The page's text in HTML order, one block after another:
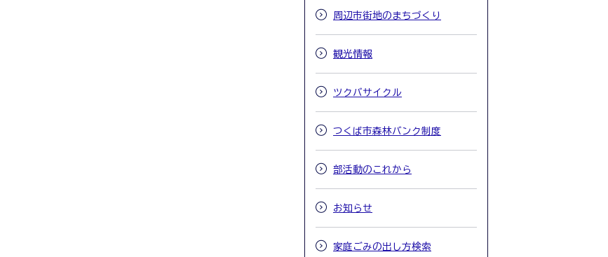
周辺市街地のまちづくり
観光情報
ツクバサイクル
つくば市森林バンク制度
部活動のこれから
お知らせ
家庭ごみの出し方検索